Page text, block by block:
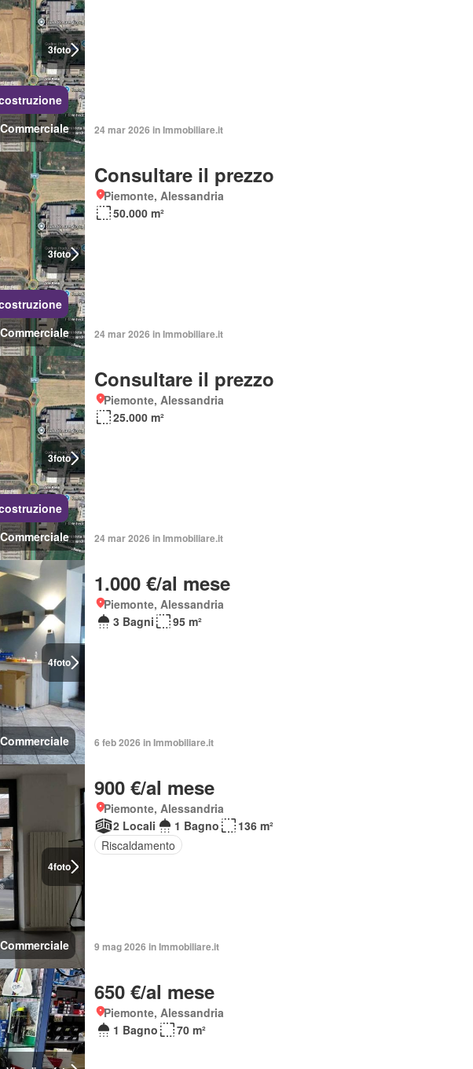
3foto
24 mar 2026 in Immobiliare.it
3foto
Consultare il prezzo
Piemonte, Alessandria
50.000 m²
24 mar 2026 in Immobiliare.it
3foto
Consultare il prezzo
Piemonte, Alessandria
25.000 m²
24 mar 2026 in Immobiliare.it
4foto
1.000 €/al mese
Piemonte, Alessandria
3 Bagni
95 m²
6 feb 2026 in Immobiliare.it
4foto
900 €/al mese
Piemonte, Alessandria
2 Locali
1 Bagno
136 m²
Riscaldamento
9 mag 2026 in Immobiliare.it
650 €/al mese
Piemonte, Alessandria
1 Bagno
70 m²